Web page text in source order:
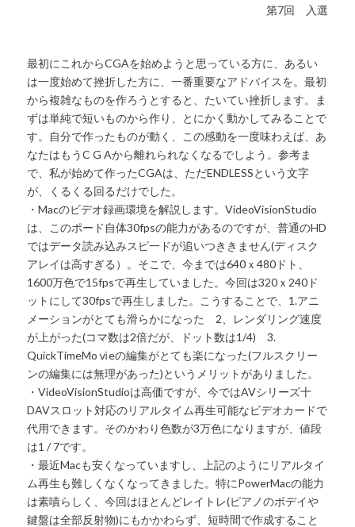
第7回 入選
最初にこれからCGAを始めようと思っている方に、あるい
は一度始めて挫折した方に、一番重要なアドバイスを。最初
から複雑なものを作ろうとすると、たいてい挫折します。ま
ずは単純で短いものから作り、とにかく動かしてみることで
す。自分で作ったものが動く、この感動を一度味わえば、あ
なたはもうC G Aから離れられなくなるでしよう。参考ま
で、私が始めて作ったCGAは、ただENDLESSという文字
が、くるくる回るだけでした。
・Macのビデオ録画環境を解説します。VideoVisionStudio
は、このポード自体30fpsの能力があるのですが、普通のHD
ではデータ読み込みスピ一ドが追いつききません(ディスク
アレイは高すぎる）。そこで、今までは640ｘ480ドト、
1600万色で15fpsで再生していました。今回は320ｘ240ド
ットにして30fpsで再生しました。こうすることで、1.アニ
メーションがとても滑らかになった 2、レンダリング速度
が上がった(コマ数は2倍だが、ドット数は1/4) 3.
QuickTimeMoⅵeの編集がとても楽になった(フルスクリー
ンの編集には無理があった)というメリットがありました。
・VideoVisionStudioは高価ですが、今ではAVシリーズ十
DAVスロット対応のリアルタイム再生可能なビデオカードで
代用できます。そのかわり色数が3万色になりますが、値段
は1 / 7です。
・最近Macも安くなっていますし、上記のようにリアルタイ
ム再生も難しくなくなってきました。特にPowerMacの能力
は素嘖らしく、今回はほとんどレイトレ(ピアノのボデイや
鍵盤は全部反射物)にもかかわらず、短時間で作成すること